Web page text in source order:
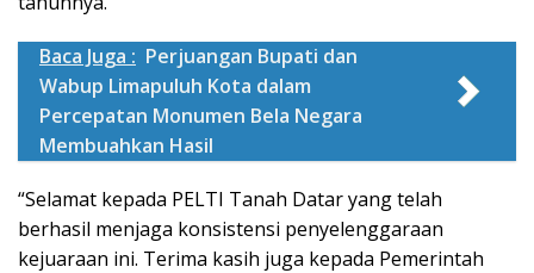
Baca Juga : Perjuangan Bupati dan
Wabup Limapuluh Kota dalam
Percepatan Monumen Bela Negara
Membuahkan Hasil
“Selamat kepada PELTI Tanah Datar yang telah
berhasil menjaga konsistensi penyelenggaraan
kejuaraan ini. Terima kasih juga kepada Pemerintah